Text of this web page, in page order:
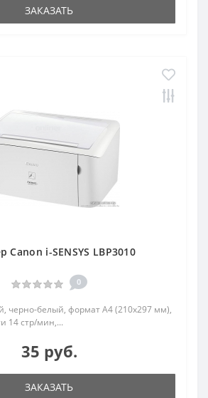
ЗАКАЗАТЬ
Canon i-SENSYS LBP3010
0
черно-белый, формат A4 (210x297 мм),
14 стр/мин,...
35 руб.
ЗАКАЗАТЬ